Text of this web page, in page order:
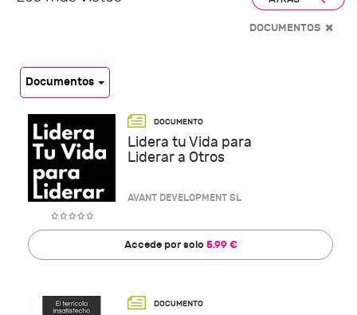
DOCUMENTOS
Documentos
Lidera tu Vida para
Liderar a Otros
AVANT DEVELOPMENT SL
Accede por solo5.99 €